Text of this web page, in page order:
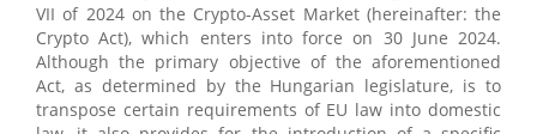
VII of 2024 on the Crypto-Asset Market (hereinafter: the
Crypto Act), which enters into force on 30 June 2024.
Although the primary objective of the aforementioned
Act, as determined by the Hungarian legislature, is to
transpose certain requirements of EU law into domestic